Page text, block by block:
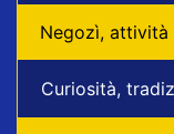
Negozì, attività
Curiosità,